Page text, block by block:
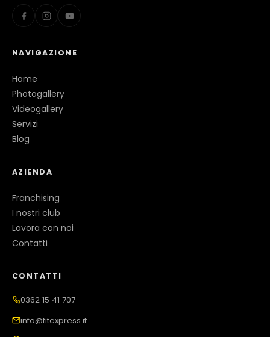
NAVIGAZIONE
Home
Photogallery
Videogallery
Servizi
Blog
AZIENDA
Franchising
I nostri club
Lavora con noi
Contatti
CONTATTI
0362 15 41 707
info@fitexpress.it